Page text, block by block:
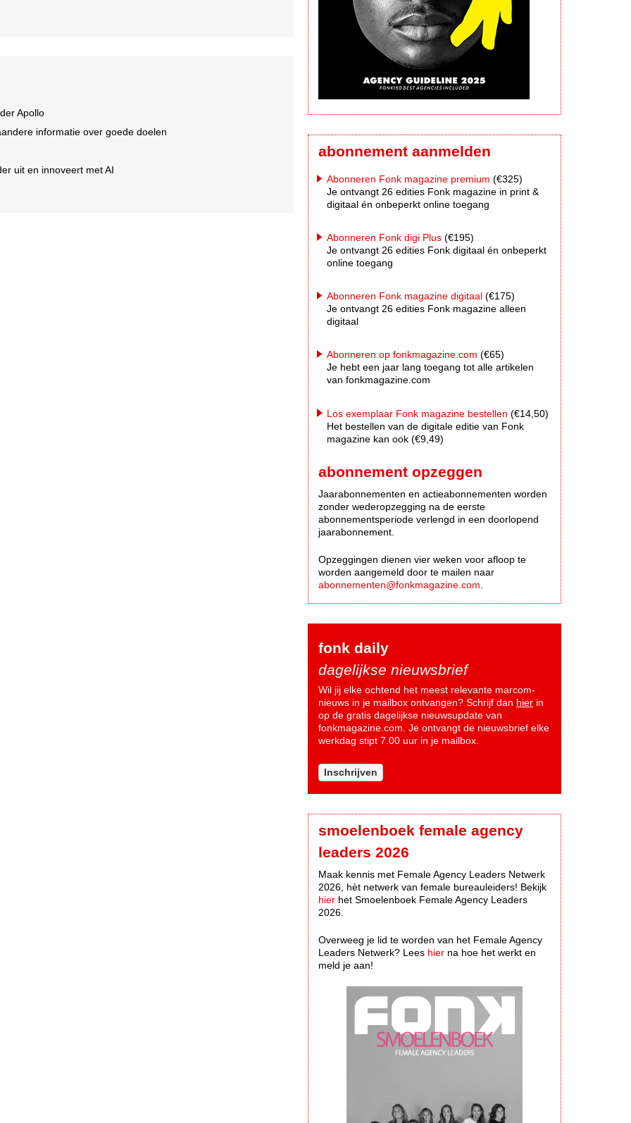
Apollo
informatie over goede doelen
uit en innoveert met AI
abonnement aanmelden
Abonneren Fonk magazine premium (€325)
Je ontvangt 26 edities Fonk magazine in print &
digitaal én onbeperkt online toegang
Abonneren Fonk digi Plus (€195)
Je ontvangt 26 edities Fonk digitaal én onbeperkt
online toegang
Abonneren Fonk magazine digitaal (€175)
Je ontvangt 26 edities Fonk magazine alleen
digitaal
Abonneren op fonkmagazine.com (€65)
Je hebt een jaar lang toegang tot alle artikelen
van fonkmagazine.com
Los exemplaar Fonk magazine bestellen (€14,50)
Het bestellen van de digitale editie van Fonk
magazine kan ook (€9,49)
abonnement opzeggen
Jaarabonnementen en actieabonnementen worden
zonder wederopzegging na de eerste
abonnementsperiode verlengd in een doorlopend
jaarabonnement.
Opzeggingen dienen vier weken voor afloop te
worden aangemeld door te mailen naar
abonnementen@fonkmagazine.com
fonk daily
dagelijkse nieuwsbrief
Wil jij elke ochtend het meest relevante marcom-
nieuws in je mailbox ontvangen? Schrijf dan hier in
op de gratis dagelijkse nieuwsupdate van
fonkmagazine.com. Je ontvangt de nieuwsbrief elke
werkdag stipt 7.00 uur in je mailbox.
Inschrijven
smoelenboek female agency
leaders 2026
Maak kennis met Female Agency Leaders Netwerk
2026, hèt netwerk van female bureauleiders! Bekijk
hier het Smoelenboek Female Agency Leaders
2026.
Overweeg je lid te worden van het Female Agency
Leaders Netwerk? Lees hier na hoe het werkt en
meld je aan!